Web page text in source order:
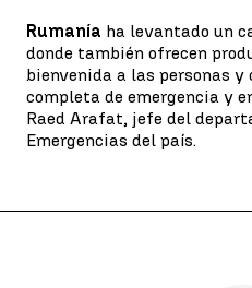
Rumanía ha levantado un
donde también ofrecen
bienvenida a las personas
completa de emergencia y
Raed Arafat, jefe del
Emergencias del país.